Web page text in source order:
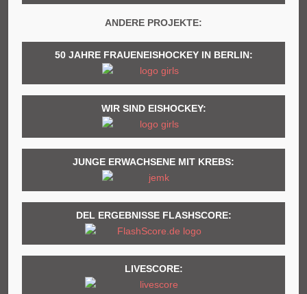
ANDERE PROJEKTE:
50 JAHRE FRAUENEISHOCKEY IN BERLIN:
WIR SIND EISHOCKEY:
JUNGE ERWACHSENE MIT KREBS:
DEL ERGEBNISSE FLASHSCORE:
LIVESCORE: